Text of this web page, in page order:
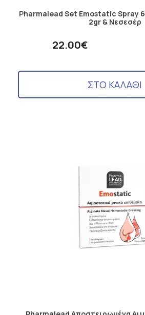
Pharmalead Set Emostatic Spray
2gr & Νεσεσέρ
22.00€
ΣΤΟ ΚΑΛΑΘΙ